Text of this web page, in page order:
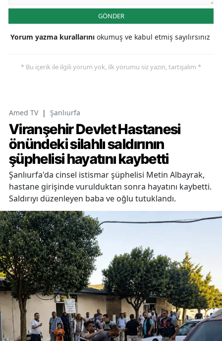
GÖNDER
Yorum yazma kurallarını okumuş ve kabul etmiş sayılırsınız
* Bu içerik ile ilgili yorum yok, ilk yorumu siz yazın, tartışalım *
Amed TV | Şanlıurfa
Viranşehir Devlet Hastanesi
önündeki silahlı saldırının
şüphelisi hayatını kaybetti
Şanlıurfa'da cinsel istismar şüphelisi Metin Albayrak,
hastane girişinde vurulduktan sonra hayatını kaybetti.
Saldırıyı düzenleyen baba ve oğlu tutuklandı.